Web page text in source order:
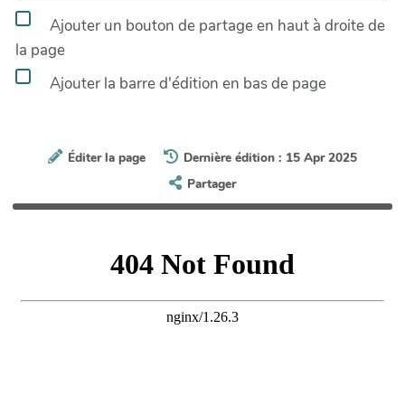
Ajouter un bouton de partage en haut à droite de
la page
Ajouter la barre d'édition en bas de page
Éditer la page
Dernière édition : 15 Apr 2025
Partager